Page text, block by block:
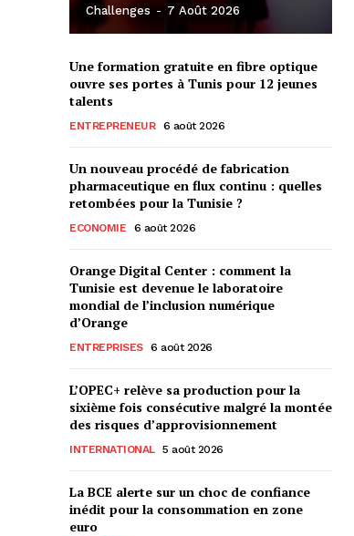
Challenges - 7 Août 2026
Une formation gratuite en fibre optique
ouvre ses portes à Tunis pour 12 jeunes
talents
ENTREPRENEUR 6 août 2026
Un nouveau procédé de fabrication
pharmaceutique en flux continu : quelles
retombées pour la Tunisie ?
ECONOMIE 6 août 2026
Orange Digital Center : comment la
Tunisie est devenue le laboratoire
mondial de l’inclusion numérique
d’Orange
ENTREPRISES 6 août 2026
L’OPEC+ relève sa production pour la
sixième fois consécutive malgré la montée
des risques d’approvisionnement
INTERNATIONAL 5 août 2026
La BCE alerte sur un choc de confiance
inédit pour la consommation en zone
euro